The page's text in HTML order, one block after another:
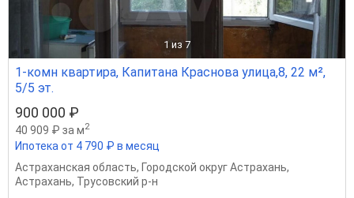
1 из 7
1-комн квартира, Капитана Краснова улица,8, 22 м²,
5/5 эт.
900 000 ₽
40 909 ₽ за м2
Ипотека от 4 790 ₽ в месяц
Астраханская область, Городской округ Астрахань,
Астрахань, Трусовский р-н